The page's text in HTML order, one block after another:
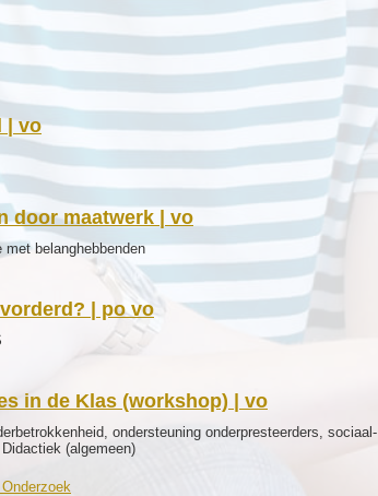
| vo
door maatwerk | vo
belanghebbenden
| po vo
in de Klas (workshop) | vo
ondersteuning onderpresteerders, sociaal-
(algemeen)